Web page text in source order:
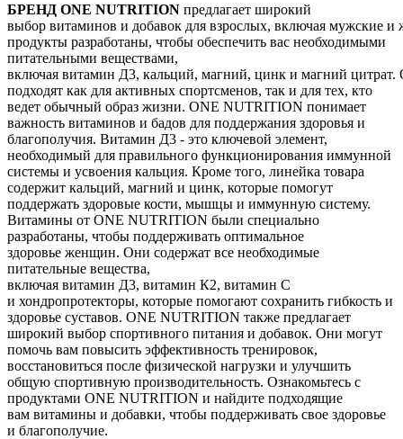
БРЕНД ONE NUTRITION предлагает широкий
выбор витаминов и добавок для взрослых, включая мужские
продукты разработаны, чтобы обеспечить вас необходимыми
питательными веществами,
включая витамин Д3, кальций, магний, цинк и магний цитрат.
подходят как для активных спортсменов, так и для тех, кто
ведет обычный образ жизни. ONE NUTRITION понимает
важность витаминов и бадов для поддержания здоровья и
благополучия. Витамин Д3 - это ключевой элемент,
необходимый для правильного функционирования иммунной
системы и усвоения кальция. Кроме того, линейка товара
содержит кальций, магний и цинк, которые помогут
поддержать здоровые кости, мышцы и иммунную систему.
Витамины от ONE NUTRITION были специально
разработаны, чтобы поддерживать оптимальное
здоровье женщин. Они содержат все необходимые
питательные вещества,
включая витамин Д3, витамин К2, витамин С
и хондропротекторы, которые помогают сохранить гибкость и
здоровье суставов. ONE NUTRITION также предлагает
широкий выбор спортивного питания и добавок. Они могут
помочь вам повысить эффективность тренировок,
восстановиться после физической нагрузки и улучшить
общую спортивную производительность. Ознакомьтесь с
продуктами ONE NUTRITION и найдите подходящие
вам витамины и добавки, чтобы поддерживать свое здоровье
и благополучие.